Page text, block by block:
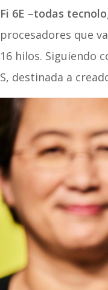
Fi 6E –todas
procesadores que
16 hilos. Siguiendo
S, destinada a